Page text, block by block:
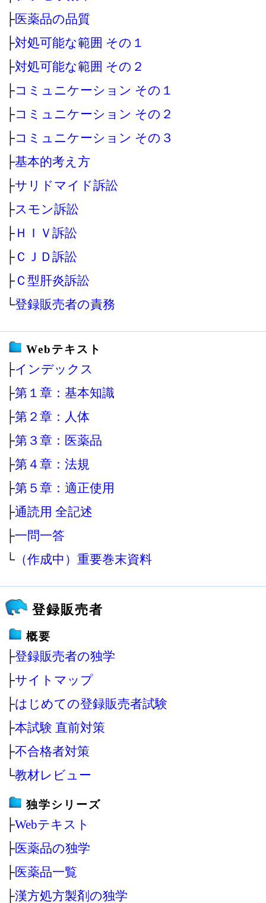
├医薬品の品質
├対処可能な範囲 その１
├対処可能な範囲 その２
├コミュニケーション その１
├コミュニケーション その２
├コミュニケーション その３
├基本的考え方
├サリドマイド訴訟
├スモン訴訟
├ ＨＩＶ訴訟
├ ＣＪＤ訴訟
├ Ｃ型肝炎訴訟
└登録販売者の責務
Webテキスト
├インデックス
├第１章：基本知識
├第２章：人体
├第３章：医薬品
├第４章：法規
├第５章：適正使用
├通読用 全記述
├一問一答
└ （作成中）重要巻末資料
登録販売者
概要
├登録販売者の独学
├サイトマップ
├はじめての登録販売者試験
├本試験 直前対策
├不合格者対策
└教材レビュー
独学シリーズ
├Webテキスト
├医薬品の独学
├医薬品一覧
├漢方処方製剤の独学